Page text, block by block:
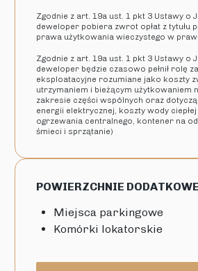
Zgodnie z art. 19a ust. 1 pkt 3 Ustawy o
deweloper pobiera zwrot opłat z tytułu
prawa użytkowania wieczystego w
Zgodnie z art. 19a ust. 1 pkt 3 Ustawy o
deweloper będzie czasowo pełnił rolę
eksploatacyjne rozumiane jako koszty
utrzymaniem i bieżącym użytkowaniem
zakresie części wspólnych oraz
energii elektrycznej, koszty wody
ogrzewania centralnego, kontener na
śmieci i sprzątanie)
POWIERZCHNIE DODATKOWE
Miejsca parkingowe
Komórki lokatorskie